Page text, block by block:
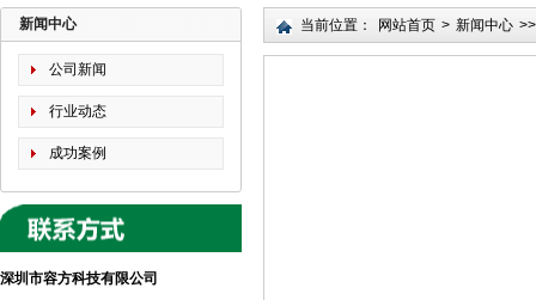
新闻中心
公司新闻
行业动态
成功案例
深圳市容方科技有限公司
当前位置： 网站首页 > 新闻中心 >>